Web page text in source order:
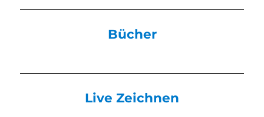
Bücher
Live Zeichnen